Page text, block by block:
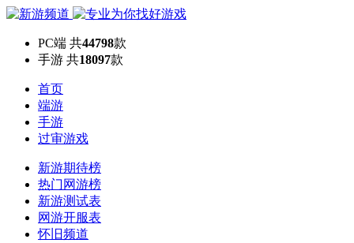
PC端 共44798款
手游 共18097款
首页
端游
手游
过审游戏
新游期待榜
热门网游榜
新游测试表
网游开服表
怀旧频道